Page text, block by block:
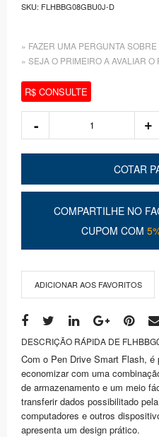
SKU: FLHBBG08GBU0J-D
» FAZER UMA PERGUNTA
» SEJA O PRIMEIRO A AVALIAR O
R$ CONSULTE
COTAR
COMPARTILHE NO
CUPOM COM
ADICIONAR AOS FAVORITOS
DESCRIÇÃO RÁPIDA DE
Com o Pen Drive Smart Flash, é
economizar com uma
de armazenamento e um meio
transferir dados possibilitado
computadores e outros
apresenta um design prático.